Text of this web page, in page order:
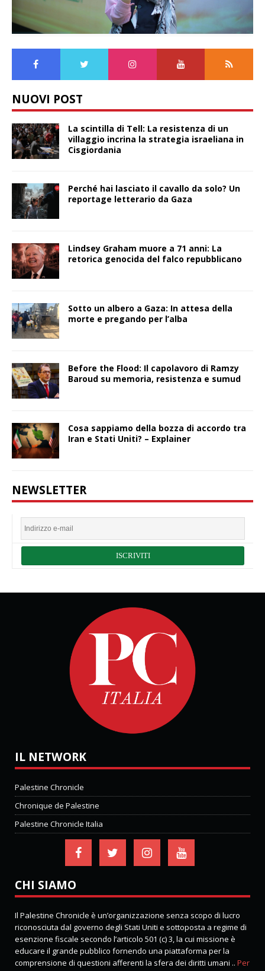
NUOVI POST
La scintilla di Tell: La resistenza di un
villaggio incrina la strategia israeliana in
Cisgiordania
Perché hai lasciato il cavallo da solo? Un
reportage letterario da Gaza
Lindsey Graham muore a 71 anni: La
retorica genocida del falco repubblicano
Sotto un albero a Gaza: In attesa della
morte e pregando per l’alba
Before the Flood: Il capolavoro di Ramzy
Baroud su memoria, resistenza e sumud
Cosa sappiamo della bozza di accordo tra
Iran e Stati Uniti? – Explainer
NEWSLETTER
IL NETWORK
Palestine Chronicle
Chronique de Palestine
Palestine Chronicle Italia
CHI SIAMO
Il Palestine Chronicle è un’organizzazione senza scopo di lucro
riconosciuta dal governo degli Stati Uniti e sottoposta a regime di
esenzione fiscale secondo l’articolo 501 (c) 3, la cui missione è
educare il grande pubblico fornendo una piattaforma per la
comprensione di questioni afferenti la sfera dei diritti umani .. Per